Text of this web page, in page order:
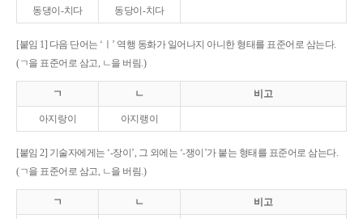
동댕이-치다 동당이-치다
[붙임 1] 다음 단어는 ‘ㅣ’ 역행 동화가 일어나지 아니한 형태를 표준어로 삼는다.
(ㄱ을 표준어로 삼고, ㄴ을 버림.)
ㄱ ㄴ 비고
아지랑이 아지랭이
[붙임 2] 기술자에게는 ‘-장이’, 그 외에는 ‘-쟁이’가 붙는 형태를 표준어로 삼는다.
(ㄱ을 표준어로 삼고, ㄴ을 버림.)
ㄱ ㄴ 비고